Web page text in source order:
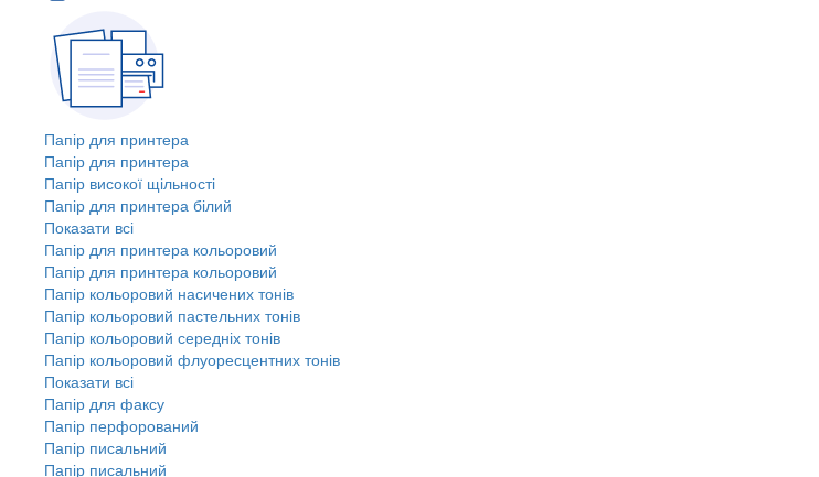
Папір для принтера
Папір для принтера
Папір високої щільності
Папір для принтера білий
Показати всі
Папір для принтера кольоровий
Папір для принтера кольоровий
Папір кольоровий насичених тонів
Папір кольоровий пастельних тонів
Папір кольоровий середніх тонів
Папір кольоровий флуоресцентних тонів
Показати всі
Папір для факсу
Папір перфорований
Папір писальний
Папір писальний